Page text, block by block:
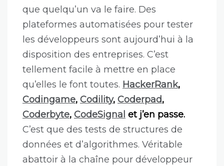
que quelqu’un va le faire. Des
plateformes automatisées pour tester
les développeurs sont aujourd’hui à la
disposition des entreprises. C’est
tellement facile à mettre en place
qu’elles le font toutes. HackerRank,
Codingame, Codility, Coderpad,
Coderbyte, CodeSignal et j’en passe.
C’est que des tests de structures de
données et d’algorithmes. Véritable
abattoir à la chaîne pour développeur